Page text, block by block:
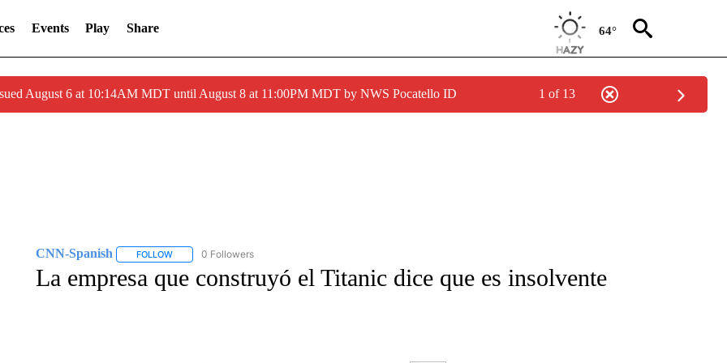
Events Play Share 64°
August 6 at 10:14AM MDT until August 8 at 11:00PM MDT by NWS Pocatello ID 1 of 13
CNN-Spanish FOLLOWFOLLOW "CNN-SPANISH" TO RECEIVE NOTIFICATIONS ABOUT NEW PAGES ON "CNN-SPANISH".
0 Followers
La empresa que construyó el Titanic dice que es insolvente